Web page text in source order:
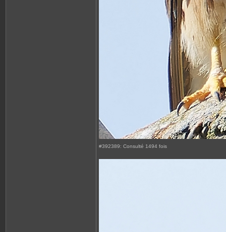
#392389: Consulté 1494 fois